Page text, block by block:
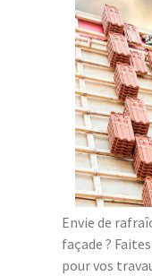
Envie de
façade ?
pour vos